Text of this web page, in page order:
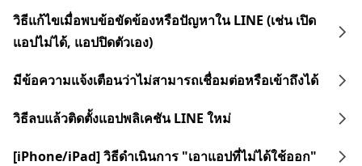
วิธีแก้ไขเมื่อพบข้อขัดข้องหรือปัญหาใน LINE (เช่น เปิด
แอปไม่ได้, แอปปิดตัวเอง)
มีข้อความแจ้งเตือนว่าไม่สามารถเชื่อมต่อหรือเข้าถึงได้
วิธีลบแล้วติดตั้งแอปพลิเคชัน LINE ใหม่
[iPhone/iPad] วิธีดำเนินการ "เอาแอปที่ไม่ได้ใช้ออก"